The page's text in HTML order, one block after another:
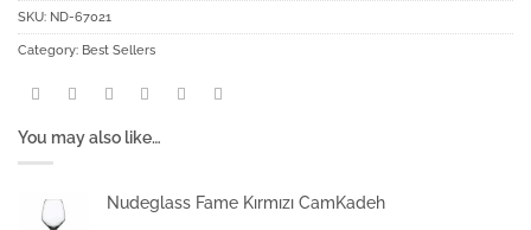
SKU: ND-67021
Category: Best Sellers
You may also like…
Nudeglass Fame Kırmızı CamKadeh